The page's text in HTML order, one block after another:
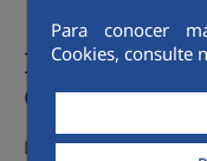
Para conocer
Cookies, consulte
Información
Los usuarios del